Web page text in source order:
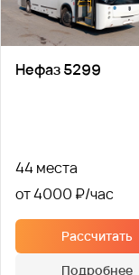
Нефаз 5299
44 места
от 4000 ₽
Рассчитать
Подробнее